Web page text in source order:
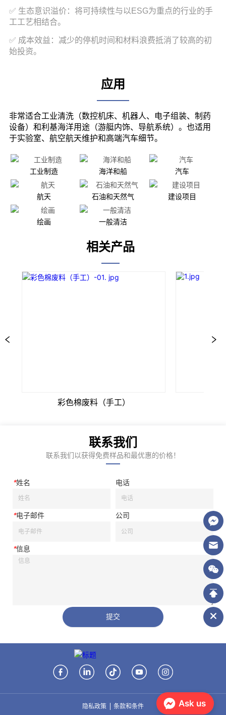
应用
工业制造 海洋和船 汽车
航天 石油和天然气 建设项目
绘画 一般清洁
相关产品
彩色棉废料（手工）
联系我们
联系我们以获得免费样品和最优惠的价格！
*姓名 电话
*电子邮件 公司
*信息
提交
隐私政策
条款和条件
Ask us